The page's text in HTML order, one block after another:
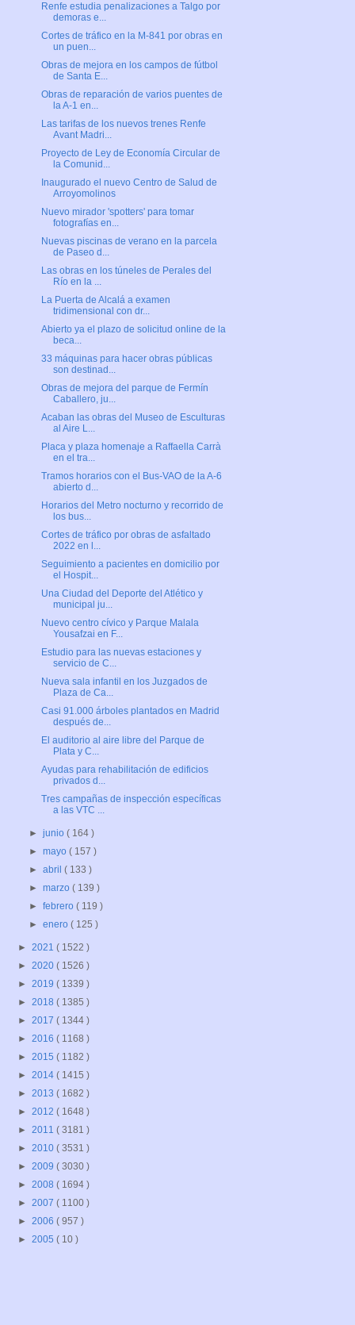
Renfe estudia penalizaciones a Talgo por
demoras e...
Cortes de tráfico en la M-841 por obras en
un puen...
Obras de mejora en los campos de fútbol
de Santa E...
Obras de reparación de varios puentes de
la A-1 en...
Las tarifas de los nuevos trenes Renfe
Avant Madri...
Proyecto de Ley de Economía Circular de
la Comunid...
Inaugurado el nuevo Centro de Salud de
Arroyomolinos
Nuevo mirador 'spotters' para tomar
fotografías en...
Nuevas piscinas de verano en la parcela
de Paseo d...
Las obras en los túneles de Perales del
Río en la ...
La Puerta de Alcalá a examen
tridimensional con dr...
Abierto ya el plazo de solicitud online de la
beca...
33 máquinas para hacer obras públicas
son destinad...
Obras de mejora del parque de Fermín
Caballero, ju...
Acaban las obras del Museo de Esculturas
al Aire L...
Placa y plaza homenaje a Raffaella Carrà
en el tra...
Tramos horarios con el Bus-VAO de la A-6
abierto d...
Horarios del Metro nocturno y recorrido de
los bus...
Cortes de tráfico por obras de asfaltado
2022 en l...
Seguimiento a pacientes en domicilio por
el Hospit...
Una Ciudad del Deporte del Atlético y
municipal ju...
Nuevo centro cívico y Parque Malala
Yousafzai en F...
Estudio para las nuevas estaciones y
servicio de C...
Nueva sala infantil en los Juzgados de
Plaza de Ca...
Casi 91.000 árboles plantados en Madrid
después de...
El auditorio al aire libre del Parque de
Plata y C...
Ayudas para rehabilitación de edificios
privados d...
Tres campañas de inspección específicas
a las VTC ...
►junio( 164 )
►mayo( 157 )
►abril( 133 )
►marzo( 139 )
►febrero( 119 )
►enero( 125 )
► 2021 ( 1522 )
► 2020 ( 1526 )
► 2019 ( 1339 )
► 2018 ( 1385 )
► 2017 ( 1344 )
► 2016 ( 1168 )
► 2015 ( 1182 )
► 2014 ( 1415 )
► 2013 ( 1682 )
► 2012 ( 1648 )
► 2011 ( 3181 )
► 2010 ( 3531 )
► 2009 ( 3030 )
► 2008 ( 1694 )
► 2007 ( 1100 )
► 2006 ( 957 )
► 2005 ( 10 )